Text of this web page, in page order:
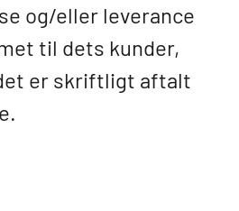
og/eller leverance
til dets kunder,
er skriftligt aftalt